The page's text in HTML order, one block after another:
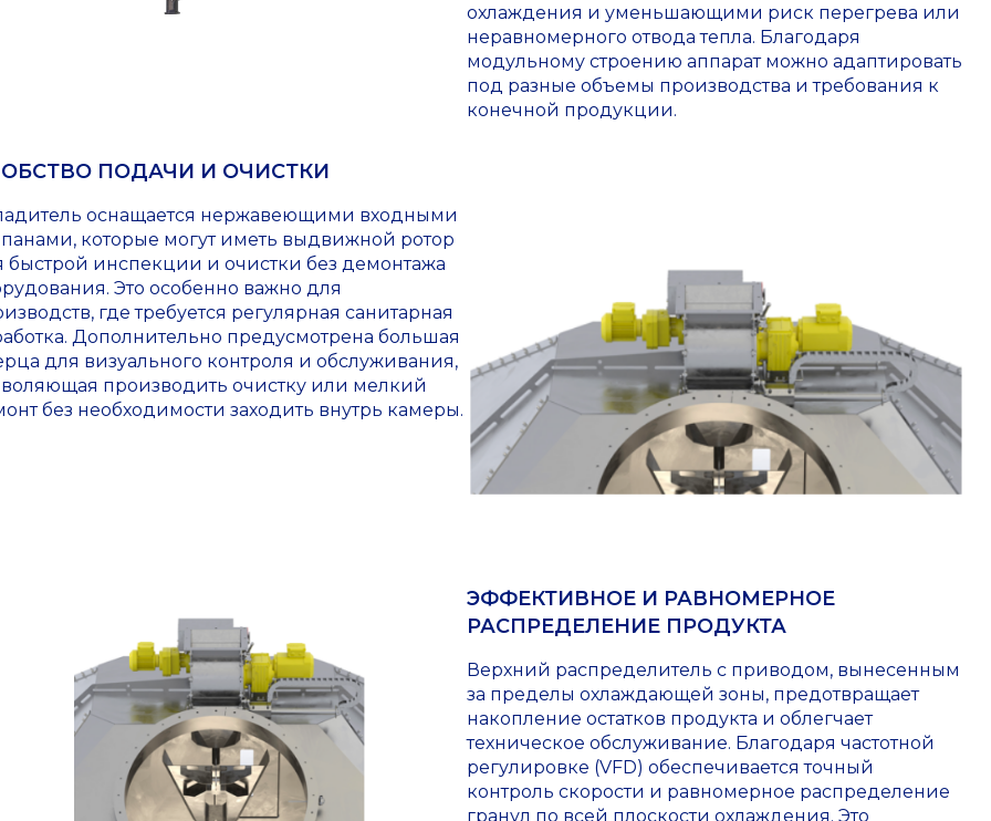
охлаждения и уменьшающими риск перегрева или
неравномерного отвода тепла. Благодаря
модульному строению аппарат можно адаптировать
под разные объемы производства и требования к
конечной продукции.
ПОДАЧИ И ОЧИСТКИ
оснащается нержавеющими входными
которые могут иметь выдвижной ротор
быстрой инспекции и очистки без демонтажа
Это особенно важно для
где требуется регулярная санитарная
Дополнительно предусмотрена большая
для визуального контроля и обслуживания,
производить очистку или мелкий
без необходимости заходить внутрь камеры.
ЭФФЕКТИВНОЕ И РАВНОМЕРНОЕ
РАСПРЕДЕЛЕНИЕ ПРОДУКТА
Верхний распределитель с приводом, вынесенным
за пределы охлаждающей зоны, предотвращает
накопление остатков продукта и облегчает
техническое обслуживание. Благодаря частотной
регулировке (VFD) обеспечивается точный
контроль скорости и равномерное распределение
гранул по всей плоскости охлаждения. Это